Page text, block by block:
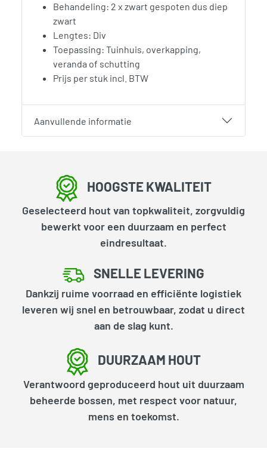
Behandeling: 2 x zwart gespoten dus diep
zwart
Lengtes: Div
Toepassing: Tuinhuis, overkapping,
veranda of schutting
Prijs per stuk incl. BTW
Aanvullende informatie
HOOGSTE KWALITEIT
Geselecteerd hout van topkwaliteit, zorgvuldig
bewerkt voor een duurzaam en perfect
eindresultaat.
SNELLE LEVERING
Dankzij ruime voorraad en efficiënte logistiek
leveren wij snel en betrouwbaar, zodat u direct
aan de slag kunt.
DUURZAAM HOUT
Verantwoord geproduceerd hout uit duurzaam
beheerde bossen, met respect voor natuur,
mens en toekomst.